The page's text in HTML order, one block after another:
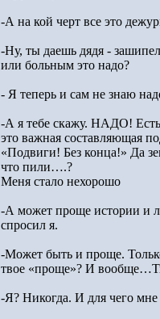
-А на кой черт все это
-Ну, ты даешь дядя -
или больным это надо?
- Я теперь и сам не знаю
-А я тебе скажу. НАДО!
это важная составляющая
«Подвиги! Без конца!» Да
что пили….?
Меня стало нехорошо
-А может проще истории и
спросил я.
-Может быть и проще.
твое «проще»? И
-Я? Никогда. И для чего мне